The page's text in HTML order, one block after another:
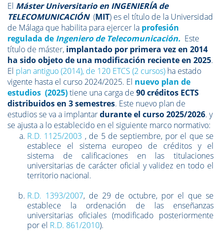
El Máster Universitario en INGENIERÍA de
TELECOMUNICACIÓN (MIT) es el título de la Universidad
de Málaga que habilita para ejercer la profesión
regulada de Ingeniero de Telecomunicación. Este
título de máster, implantado por primera vez en 2014
ha sido objeto de una modificación reciente en 2025.
El plan antiguo (2014), de 120 ETCS (2 cursos) ha estado
vigente hasta el curso 2024/2025. El nuevo plan de
estudios (2025)tiene una carga de 90 créditos ECTS
distribuidos en 3 semestres. Este nuevo plan de
estudios se va a implantardurante el curso 2025/2026. y
se ajusta a lo establecido en el siguiente marco normativo:
R.D. 1125/2003 , de 5 de septiembre, por el que se
establece el sistema europeo de créditos y el
sistema de calificaciones en las titulaciones
universitarias de carácter oficial y validez en todo el
territorio nacional.
R.D. 1393/2007, de 29 de octubre, por el que se
establece la ordenación de las enseñanzas
universitarias oficiales (modificado posteriormente
por el R.D. 861/2010).